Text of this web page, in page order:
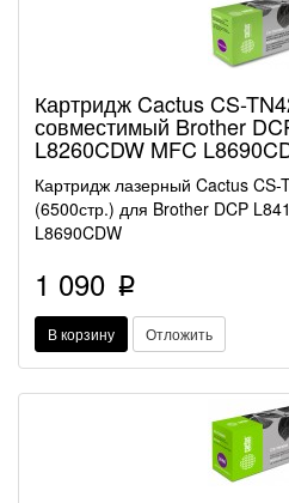
Картридж Cactus CS-
совместимый Brother
L8260CDW MFC
Картридж лазерный Cactus
(6500стр.) для Brother DCP
L8690CDW
1 090 p
В корзину Отложить